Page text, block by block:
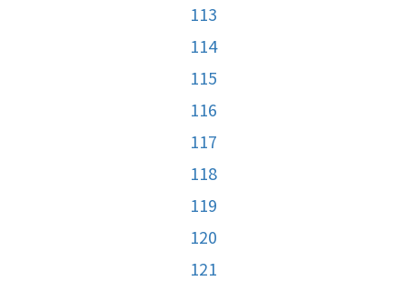
113
114
115
116
117
118
119
120
121